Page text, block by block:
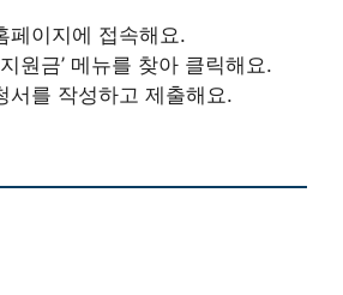
페이지에 접속해요.
원금’ 메뉴를 찾아 클릭해요.
서를 작성하고 제출해요.